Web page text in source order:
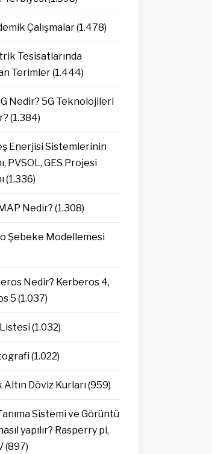
Çalışmalar(1.478)
Tesisatlarında
Terimler(1.444)
Nedir? 5G Teknolojileri
(1.384)
Enerjisi Sistemlerinin
PVSOL, GES Projesi
(1.336)
Nedir? (1.308)
Şebeke Modellemesi
Nedir? Kerberos 4,
5 (1.037)
(1.032)
(1.022)
Altın Döviz Kurları(959)
Sistemi ve Görüntü
yapılır? Rasperry pi,
(897)